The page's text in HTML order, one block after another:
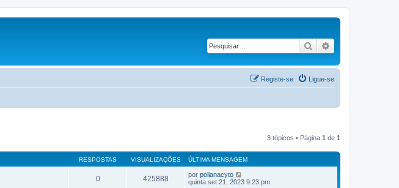
Pesquisar
Ligue-se
Registe-se
3 tópicos • Página 1 de 1
RESPOSTAS VISUALIZAÇÕES ÚLTIMA MENSAGEM
0 425888 por polianacyto
quinta set 21, 2023 9:23 pm